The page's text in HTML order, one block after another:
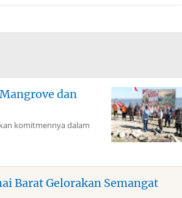
dan
komitmennya dalam
Barat Gelorakan Semangat